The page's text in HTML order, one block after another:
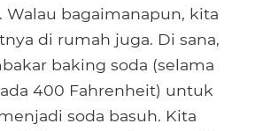
bagaimanapun, kita
di rumah juga. Di sana,
baking soda (selama
400 Fahrenheit) untuk
soda basuh. Kita